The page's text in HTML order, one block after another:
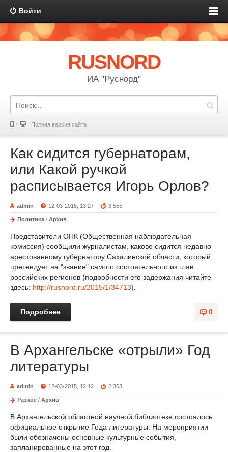
Войти
RUSNORD
ИА "Руснорд"
Полная версия сайта
Как сидится губернаторам,
или Какой ручкой
расписывается Игорь Орлов?
admin 12-03-2015, 13:27 3 555
Политика / Архив
Представители ОНК (Общественная наблюдательная
комиссия) сообщили журналистам, каково сидится недавно
арестованному губернатору Сахалинской области, который
претендует на "звание" самого состоятельного из глав
российских регионов (подробности его задержания читайте
здесь: http://rusnord.ru/2015/1/34713).
0
Подробнее
В Архангельске «отрыли» Год
литературы
admin 12-03-2015, 12:12 2 363
Разное / Архив
В Архангельской областной научной библиотеке состоялось
официальное открытие Года литературы. На мероприятии
были обозначены основные культурные события,
запланированные на этот год.